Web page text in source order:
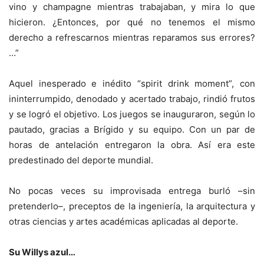
vino y champagne mientras trabajaban, y mira lo que
hicieron. ¿Entonces, por qué no tenemos el mismo
derecho a refrescarnos mientras reparamos sus errores?
…”
Aquel inesperado e inédito “spirit drink moment”, con
ininterrumpido, denodado y acertado trabajo, rindió frutos
y se logró el objetivo. Los juegos se inauguraron, según lo
pautado, gracias a Brígido y su equipo. Con un par de
horas de antelación entregaron la obra. Así era este
predestinado del deporte mundial.
No pocas veces su improvisada entrega burló –sin
pretenderlo–, preceptos de la ingeniería, la arquitectura y
otras ciencias y artes académicas aplicadas al deporte.
Su Willys azul…